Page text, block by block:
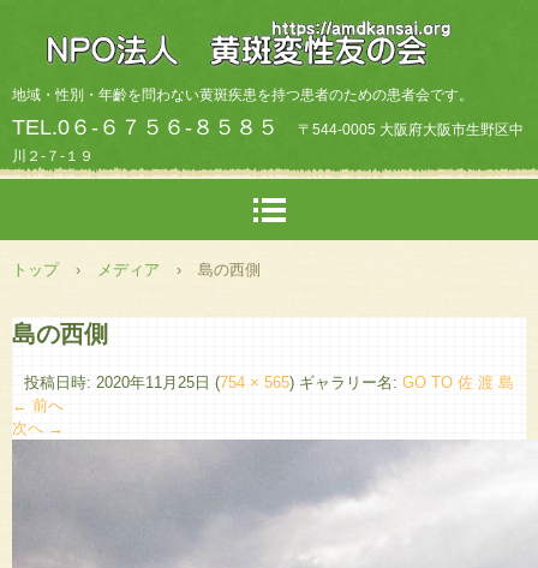
地域・性別・年齡を問わない黄斑疾患を持つ患者のための患者会です。
TEL.0６-６７５６-８５８５
〒544-0005 大阪府大阪市生野区中
川２-７-１９
トップ › メディア › 島の西側
島の西側
投稿日時: 2020年11月25日 (754 × 565) ギャラリー名: GO TO 佐 渡 島
← 前へ
次へ →